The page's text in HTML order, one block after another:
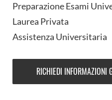
Preparazione Esami
Laurea Privata
Assistenza Universitaria
RICHIEDI INFORMAZIONI